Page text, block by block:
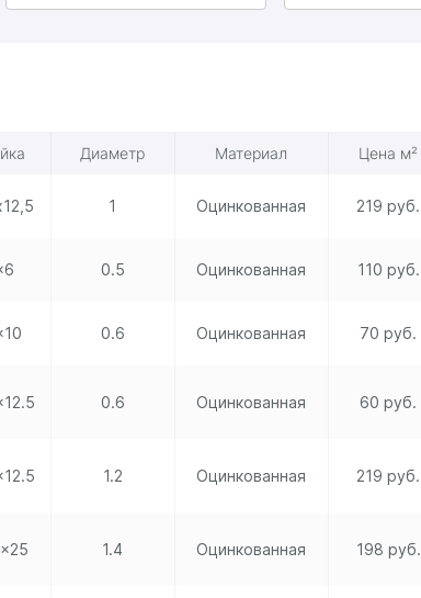
Диаметр Материал Цена м²
1 Оцинкованная 219 руб.
0.5 Оцинкованная 110 руб.
0.6 Оцинкованная 70 руб.
0.6 Оцинкованная 60 руб.
1.2 Оцинкованная 219 руб.
1.4 Оцинкованная 198 руб.